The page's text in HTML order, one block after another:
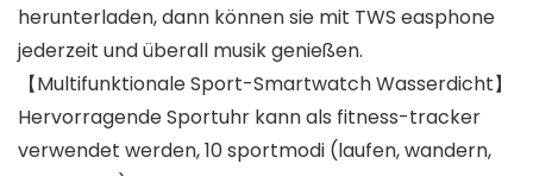
herunterladen, dann können sie mit TWS easphone
jederzeit und überall musik genießen.
【Multifunktionale Sport-Smartwatch Wasserdicht】
Hervorragende Sportuhr kann als fitness-tracker
verwendet werden, 10 sportmodi (laufen, wandern,